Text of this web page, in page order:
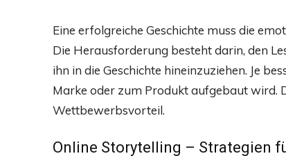
Eine erfolgreiche Geschichte muss die
Die Herausforderung besteht darin, den
ihn in die Geschichte hineinzuziehen. Je
Marke oder zum Produkt aufgebaut wird.
Wettbewerbsvorteil.
Online Storytelling – Strategien